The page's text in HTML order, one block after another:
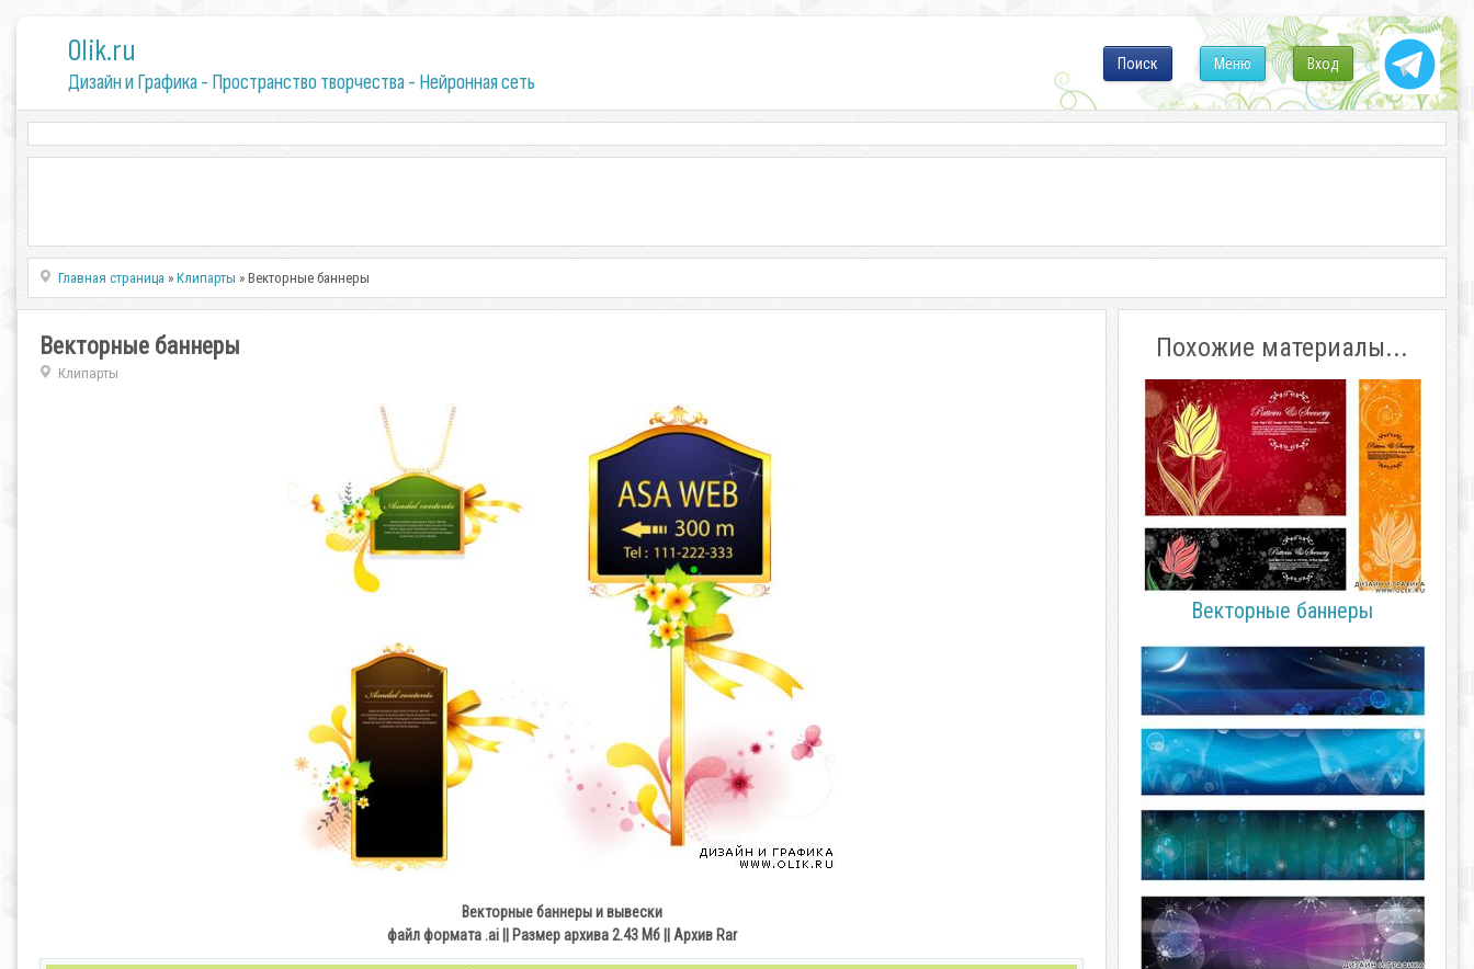
0lik.ru
Дизайн и Графика - Пространство творчества - Нейронная сеть
Вход
Меню
Поиск
Главная страница »Клипарты » Векторные баннеры
Векторные баннеры
Клипарты
Векторные баннеры и вывески
файл формата .ai || Размер архива 2.43 Мб || Архив Rar
Похожие материалы...
Векторные баннеры